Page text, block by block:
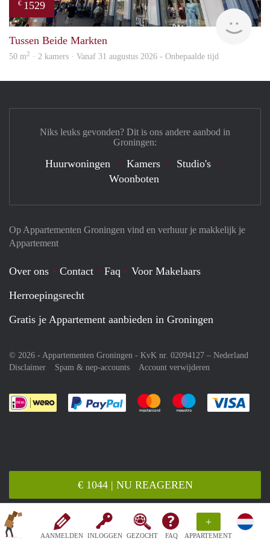
AANMELDEN INLOGGEN GEZOCHT FAQ
+
APPARTEMENT
€ 1044 | NU REAGEREN
€ 1529
Tussen Beide Markten
50 m2 · 2 kamers · Vanaf 31 augustus 2026 - Onbepaalde tijd
Op Appartementen Groningen vind en verhuur je makkelijk je
Appartement
Over ons Contact Faq
Voor Makelaars
Herroepingsrecht
Gratis je Appartement aanbieden in Groningen
© 2026 - Appartementen Groningen - KvK nr. 02094127 – Nederland
Disclaimer
Spam & nep-accounts Account verwijderen
Je rekent gemakkelijk af met Paypal
Je rekent gemakkelijk af met
Je rekent
Niks leuks gevonden? Dit is ons andere aanbod in
Groningen:
Huurwoningen Kamers
Studio's
Woonboten